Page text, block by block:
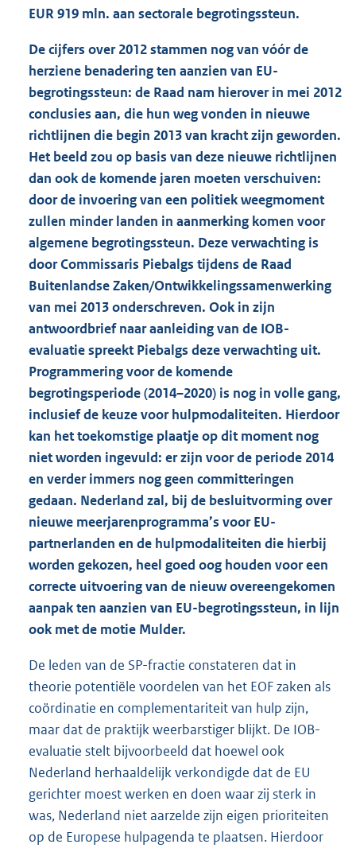
EUR 919 mln. aan sectorale begrotingssteun.
De cijfers over 2012 stammen nog van vóór de
herziene benadering ten aanzien van EU-
begrotingssteun: de Raad nam hierover in mei 2012
conclusies aan, die hun weg vonden in nieuwe
richtlijnen die begin 2013 van kracht zijn geworden.
Het beeld zou op basis van deze nieuwe richtlijnen
dan ook de komende jaren moeten verschuiven:
door de invoering van een politiek weegmoment
zullen minder landen in aanmerking komen voor
algemene begrotingssteun. Deze verwachting is
door Commissaris Piebalgs tijdens de Raad
Buitenlandse Zaken/Ontwikkelingssamenwerking
van mei 2013 onderschreven. Ook in zijn
antwoordbrief naar aanleiding van de IOB-
evaluatie spreekt Piebalgs deze verwachting uit.
Programmering voor de komende
begrotingsperiode (2014–2020) is nog in volle gang,
inclusief de keuze voor hulpmodaliteiten. Hierdoor
kan het toekomstige plaatje op dit moment nog
niet worden ingevuld: er zijn voor de periode 2014
en verder immers nog geen committeringen
gedaan. Nederland zal, bij de besluitvorming over
nieuwe meerjarenprogramma’s voor EU-
partnerlanden en de hulpmodaliteiten die hierbij
worden gekozen, heel goed oog houden voor een
correcte uitvoering van de nieuw overeengekomen
aanpak ten aanzien van EU-begrotingssteun, in lijn
ook met de motie Mulder.
De leden van de SP-fractie constateren dat in
theorie potentiële voordelen van het EOF zaken als
coördinatie en complementariteit van hulp zijn,
maar dat de praktijk weerbarstiger blijkt. De IOB-
evaluatie stelt bijvoorbeeld dat hoewel ook
Nederland herhaaldelijk verkondigde dat de EU
gerichter moest werken en doen waar zij sterk in
was, Nederland niet aarzelde zijn eigen prioriteiten
op de Europese hulpagenda te plaatsen. Hierdoor